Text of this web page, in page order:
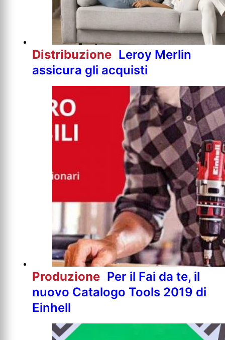
Distribuzione Leroy Merlin
assicura gli acquisti
Produzione Per il Fai da te, il
nuovo Catalogo Tools 2019 di
Einhell